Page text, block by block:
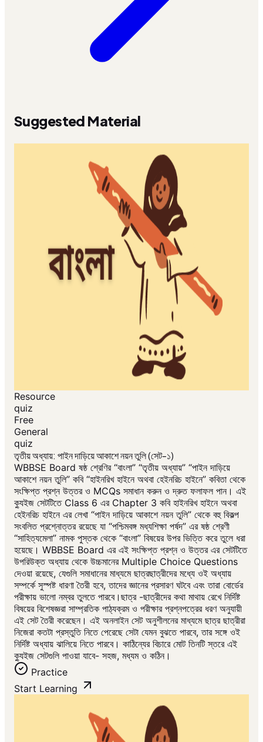
Suggested Material
Resource
quiz
Free
General
quiz
তৃতীয় অধ্যায়: পাইন দাড়িয়ে আকাশে নয়ন তুলি (সেট-১)
WBBSE Board ষষ্ঠ শ্রেণির “বাংলা” “তৃতীয় অধ্যায়” “পাইন দাড়িয়ে
আকাশে নয়ন তুলি” কবি “হাইনরিখ হাইনে অথবা হেইনরিচ হাইনে” কবিতা থেকে
সংক্ষিপ্ত প্রশ্ন উত্তর ও MCQs সমাধান করুন ও দ্রুত ফলাফল পান। এই
ক্যুইজ সেটটিতে Class 6 এর Chapter 3 কবি হাইনরিখ হাইনে অথবা
হেইনরিচ হাইনে এর লেখা “পাইন দাড়িয়ে আকাশে নয়ন তুলি” থেকে বহু বিকল্প
সংবলিত প্রশ্নোত্তর রয়েছে যা “পশ্চিমবঙ্গ মধ্যশিক্ষা পর্ষদ” এর ষষ্ঠ শ্রেণী
“সাহিত্যমেলা” নামক পুস্তক থেকে “বাংলা” বিষয়ের উপর ভিত্তি করে তুলে ধরা
হয়েছে। WBBSE Board এর এই সংক্ষিপ্ত প্রশ্ন ও উত্তর এর সেটটিতে
উপরিউক্ত অধ্যায় থেকে উচ্চমানের Multiple Choice Questions
দেওয়া রয়েছে, যেগুলি সমাধানের মাধ্যমে ছাত্রছাত্রীদের মধ্যে ওই অধ্যায়
সম্পর্কে সুস্পষ্ট ধারণা তৈরী হবে, তাদের জ্ঞানের প্রসারণ ঘটবে এবং তারা বোর্ডের
পরীক্ষায় ভালো নম্বর তুলতে পারবে।ছাত্র -ছাত্রীদের কথা মাথায় রেখে নির্দিষ্ট
বিষয়ের বিশেষজ্ঞরা সাম্প্রতিক পাঠ্যক্রম ও পরীক্ষার প্রশ্নপত্রের ধরণ অনুযায়ী
এই সেট তৈরী করেছেন। এই অনলাইন সেট অনুশীলনের মাধ্যমে ছাত্র ছাত্রীরা
নিজেরা কতটা প্রস্তুতি নিতে পেরেছে সেটা যেমন বুঝতে পারবে, তার সঙ্গে ওই
নির্দিষ্ট অধ্যায় ঝালিয়ে নিতে পারবে। কাঠিন্যের বিচারে মোট তিনটি স্তরে এই
ক্যুইজ সেটগুলি পাওয়া যাবে- সহজ, মধ্যম ও কঠিন।
Practice
Start Learning